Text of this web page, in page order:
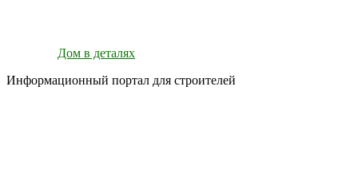
Дом в деталях
Информационный портал для строителей